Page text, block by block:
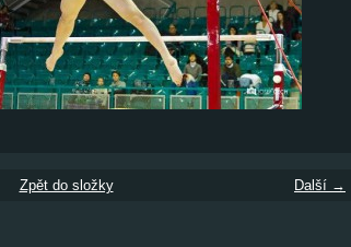
Další →
Zpět do složky